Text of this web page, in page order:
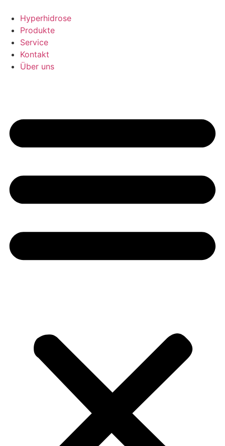
Inhalt
springen
Hyperhidrose
Produkte
Service
Kontakt
Über uns